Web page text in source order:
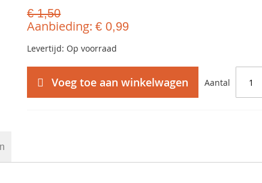
€ 1,50
Aanbieding € 0,99
Levertijd: Op voorraad
Aantal
Voeg toe aan winkelwagen